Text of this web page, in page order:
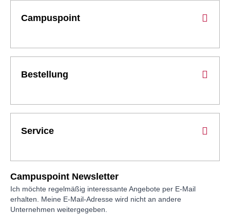
Campuspoint
Bestellung
Service
Campuspoint Newsletter
Ich möchte regelmäßig interessante Angebote per E-Mail
erhalten. Meine E-Mail-Adresse wird nicht an andere
Unternehmen weitergegeben.